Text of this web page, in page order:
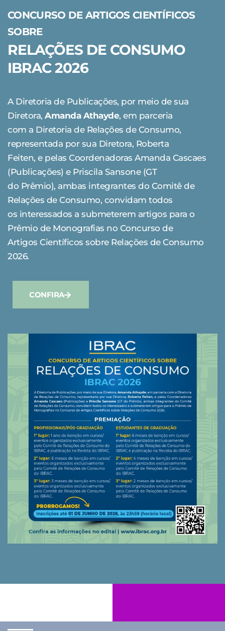
CONCURSO DE ARTIGOS CIENTÍFICOS
SOBRE
RELAÇÕES DE CONSUMO
IBRAC 2026
A Diretoria de Publicações, por meio de sua
Diretora, Amanda Athayde, em parceria
com a Diretoria de Relações de Consumo,
representada por sua Diretora, Roberta
Feiten, e pelas Coordenadoras Amanda Cascaes
(Publicações) e Priscila Sansone (GT
do Prêmio), ambas integrantes do Comitê de
Relações de Consumo, convidam todos
os interessados a submeterem artigos para o
Prêmio de Monografias no Concurso de
Artigos Científicos sobre Relações de Consumo
2026.
CONFIRA